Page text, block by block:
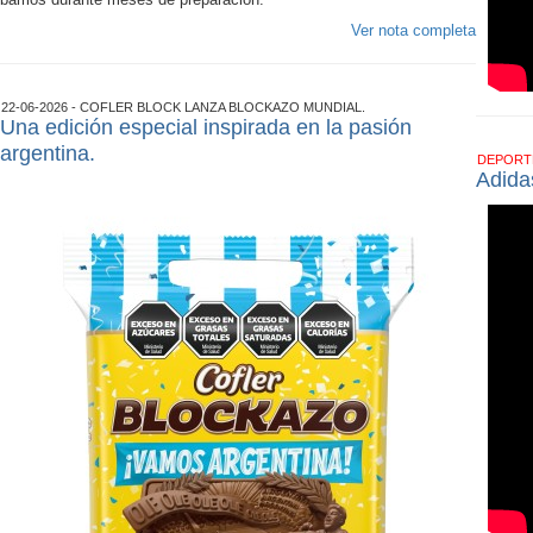
Ver nota completa
22-06-2026 - COFLER BLOCK LANZA BLOCKAZO MUNDIAL.
Una edición especial inspirada en la pasión
argentina.